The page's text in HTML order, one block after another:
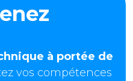
à portée de
vos compétences